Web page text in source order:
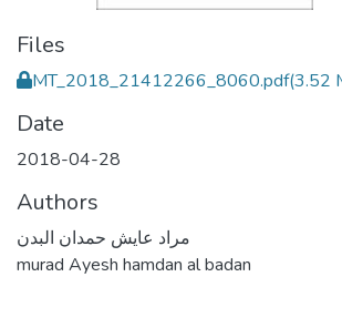
Files
MT_2018_21412266_8060.pdf(3.52
Date
2018-04-28
Authors
مراد عايش حمدان البدن
murad Ayesh hamdan al badan